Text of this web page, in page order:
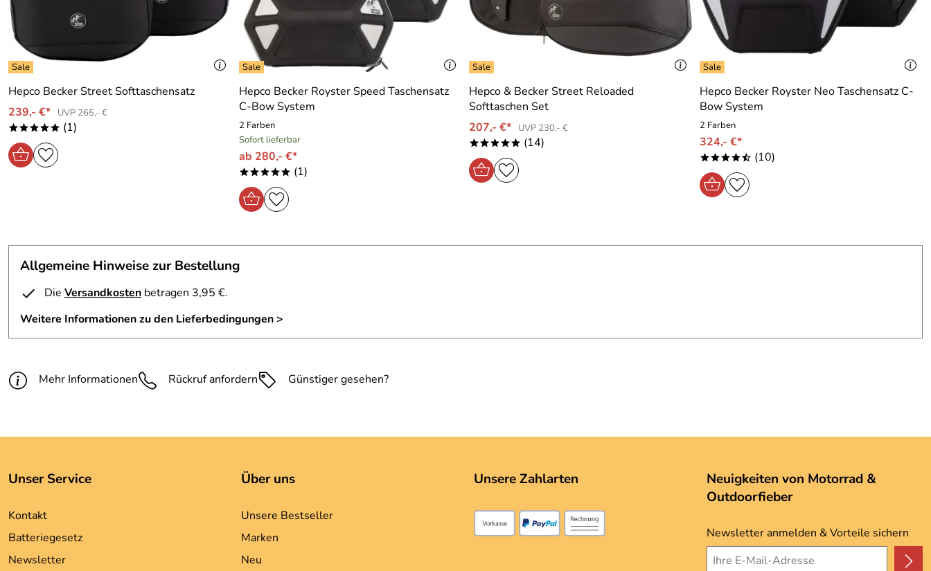
Hepco Becker Street Softtaschensatz
239,- €*
UVP 265,- €
***** (1)
Hepco Becker Royster Speed Taschensatz
C-Bow System
2 Farben
Sofort lieferbar
ab 280,- €*
***** (1)
Hepco & Becker Street Reloaded
Softtaschen Set
207,- €*
UVP 230,- €
***** (14)
Hepco Becker Royster Neo Taschensatz C-
Bow System
2 Farben
324,- €*
****/ (10)
Allgemeine Hinweise zur Bestellung
Die Versandkosten betragen 3,95 €.
Weitere Informationen zu den Lieferbedingungen >
Mehr Informationen Rückruf anfordern Günstiger gesehen?
Unser Service
Kontakt
Batteriegesetz
Newsletter
Über uns
Unsere Bestseller
Marken
Neu
Unsere Zahlarten
Neuigkeiten von Motorrad &
Outdoorfieber
Newsletter anmelden & Vorteile sichern